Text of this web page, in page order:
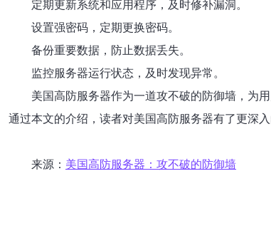
定期更新系统和应用程序，及时修补漏洞。
设置强密码，定期更换密码。
备份重要数据，防止数据丢失。
监控服务器运行状态，及时发现异常。
美国高防服务器作为一道攻不破的防御墙，为
通过本文的介绍，读者对美国高防服务器有了更深
来源： 美国高防服务器：攻不破的防御墙